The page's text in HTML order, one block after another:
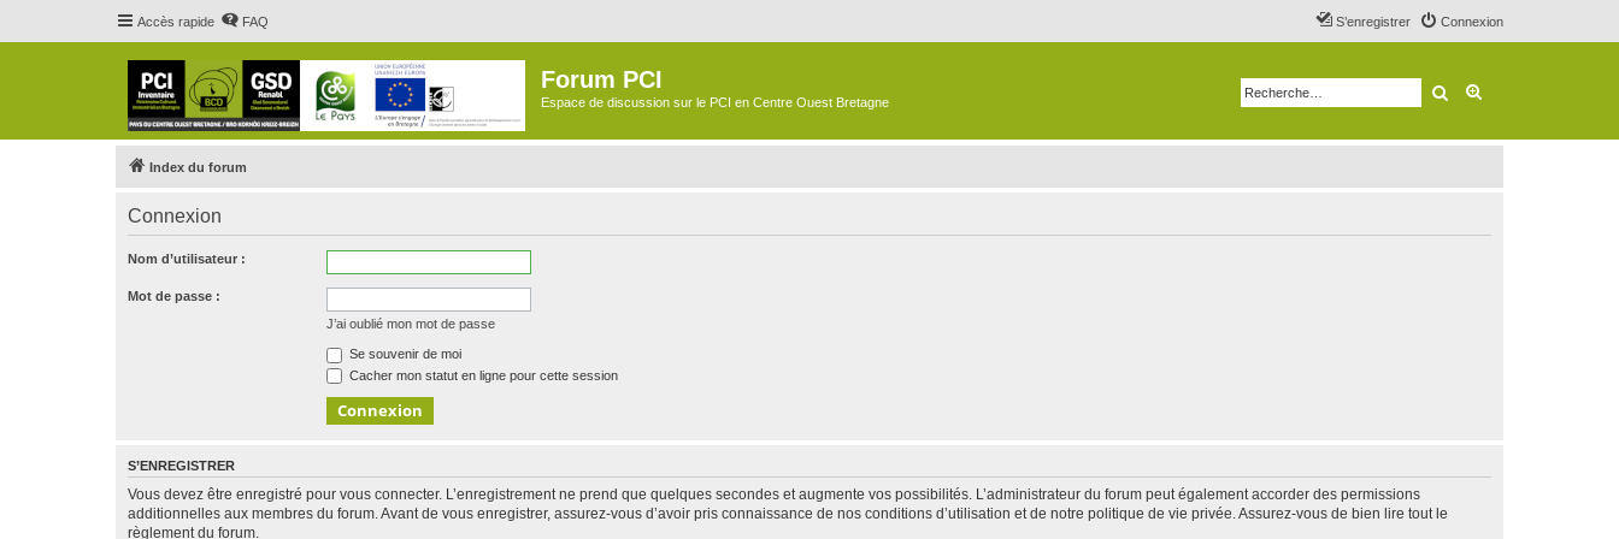
Accès rapide FAQ Connexion
S’enregistrer
Forum PCI
Espace de discussion sur le PCI en Centre Ouest Bretagne Rechercher
Index du forum
Connexion
Nom d’utilisateur :
Mot de passe :
J’ai oublié mon mot de passe
Se souvenir de moi
Cacher mon statut en ligne pour cette session
S’ENREGISTRER
Vous devez être enregistré pour vous connecter. L’enregistrement ne prend que quelques secondes et augmente vos possibilités. L’administrateur du forum peut également accorder des permissions
additionnelles aux membres du forum. Avant de vous enregistrer, assurez-vous d’avoir pris connaissance de nos conditions d’utilisation et de notre politique de vie privée. Assurez-vous de bien lire tout le
règlement du forum.